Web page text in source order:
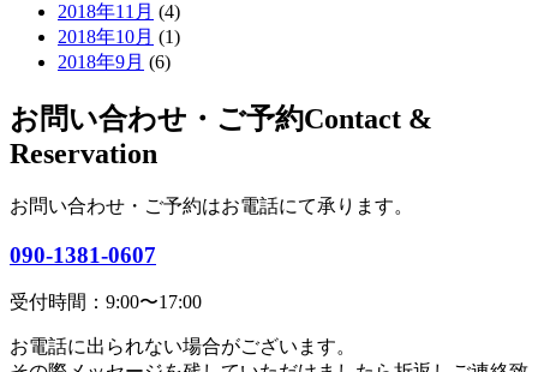
2018年11月 (4)
2018年10月 (1)
2018年9月 (6)
お問い合わせ・ご予約Contact &
Reservation
お問い合わせ・ご予約はお電話にて承ります。
090-1381-0607
受付時間：9:00〜17:00
お電話に出られない場合がございます。